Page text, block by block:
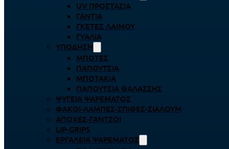
UV ΠΡΟΣΤΑΣΊΑ
ΓΆΝΤΙΑ
ΓΚΈΤΕΣ ΛΑΊΜΟΥ
ΓΥΑΛΙΆ
ΥΠΌΔΗΣΗ
ΜΠΌΤΕΣ
ΠΑΠΟΎΤΣΙΑ
ΜΠΟΤΆΚΙΑ
ΠΑΠΟΎΤΣΙΑ ΘΑΛΆΣΣΗΣ
ΨΥΓΕΊΑ ΨΑΡΈΜΑΤΟΣ
ΦΑΚΟΊ-ΛΆΜΠΕΣ-ΣΠΊΘΕΣ-ΣΊΑΛΟΥΜ
ΑΠΌΧΕΣ-ΓΆΝΤΖΟΙ
LIP-GRIPS
EΡΓΑΛΕΊΑ ΨΑΡΈΜΑΤΟΣ